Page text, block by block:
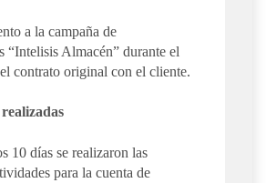
a la campaña de
“Intelisis Almacén” durante el
contrato original con el cliente.
10 días se realizaron las
para la cuenta de